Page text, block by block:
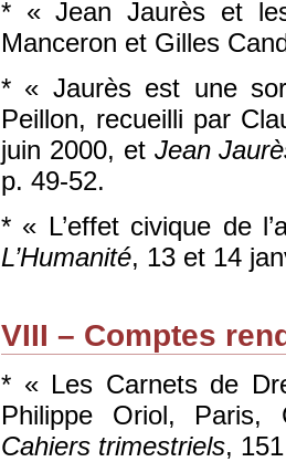
* « Jean Jaurès et
Manceron et Gilles
* « Jaurès est une
Peillon, recueilli par
juin 2000, et Jean
p. 49-52.
* « L’effet civique de
L’Humanité, 13 et 14
VIII – Comptes
* « Les Carnets de
Philippe Oriol,
Cahiers trimestriels,